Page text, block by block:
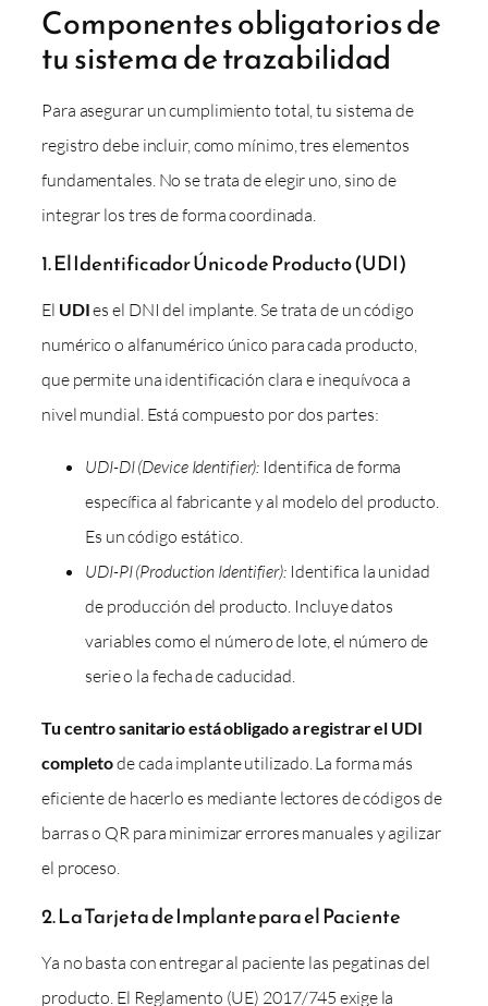
Componentes obligatorios de
tu sistema de trazabilidad
Para asegurar un cumplimiento total, tu sistema de
registro debe incluir, como mínimo, tres elementos
fundamentales. No se trata de elegir uno, sino de
integrar los tres de forma coordinada.
1. El Identificador Único de Producto (UDI)
El UDIes el DNI del implante. Se trata de un código
numérico o alfanumérico único para cada producto,
que permite una identificación clara e inequívoca a
nivel mundial. Está compuesto por dos partes:
UDI-DI (Device Identifier): Identifica de forma
específica al fabricante y al modelo del producto.
Es un código estático.
UDI-PI (Production Identifier):Identifica la unidad
de producción del producto. Incluye datos
variables como el número de lote, el número de
serie o la fecha de caducidad.
Tu centro sanitario está obligado a registrar el UDI
completode cada implante utilizado. La forma más
eficiente de hacerlo es mediante lectores de códigos de
barras o QR para minimizar errores manuales y agilizar
el proceso.
2. La Tarjeta de Implante para el Paciente
Ya no basta con entregar al paciente las pegatinas del
producto. El Reglamento (UE) 2017/745 exige la